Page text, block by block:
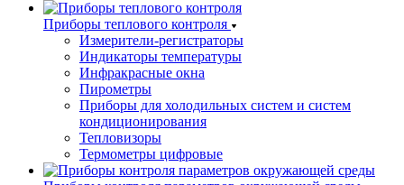
Приборы теплового контроля
Измерители-регистраторы
Индикаторы температуры
Инфракрасные окна
Пирометры
Приборы для холодильных систем и систем
кондиционирования
Тепловизоры
Термометры цифровые